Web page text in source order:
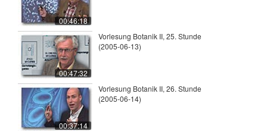
00:46:18
00:47:32
Vorlesung Botanik II, 25. Stunde
(2005-06-13)
00:37:14
Vorlesung Botanik II, 26. Stunde
(2005-06-14)